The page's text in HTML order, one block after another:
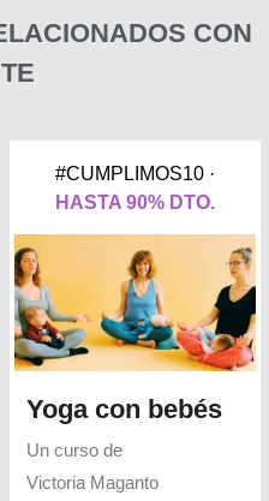
CON
#CUMPLIMOS10 ·
HASTA 90% DTO.
Yoga con bebés
Un curso de
Victoria Maganto